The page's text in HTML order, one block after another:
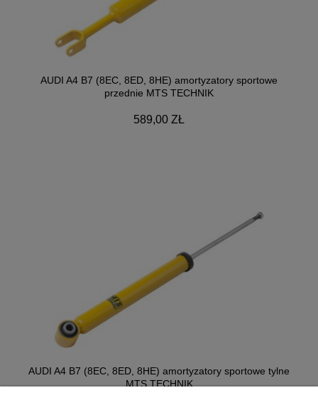
AUDI A4 B7 (8EC, 8ED, 8HE) amortyzatory sportowe
przednie MTS TECHNIK
589,00 ZŁ
AUDI A4 B7 (8EC, 8ED, 8HE) amortyzatory sportowe tylne
MTS TECHNIK